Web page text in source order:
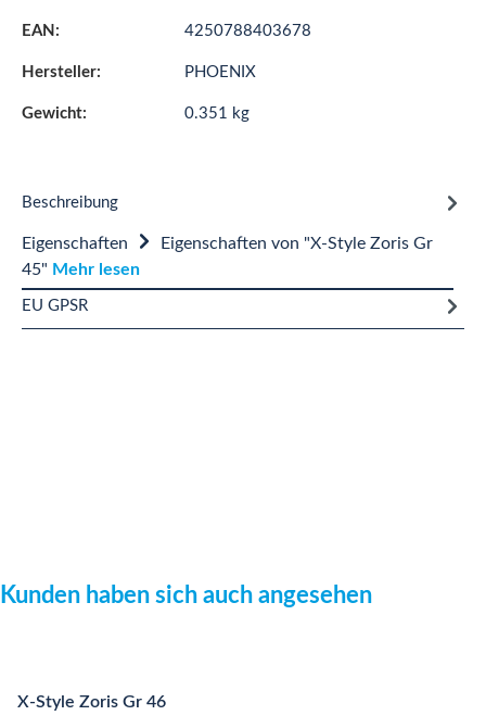
EAN: 4250788403678
Hersteller: PHOENIX
Gewicht: 0.351 kg
Beschreibung
Eigenschaften
Eigenschaften von "X-Style Zoris Gr
45" Mehr lesen
EU GPSR
Produktgalerie überspringen
Kunden haben sich auch angesehen
X-Style Zoris Gr 46